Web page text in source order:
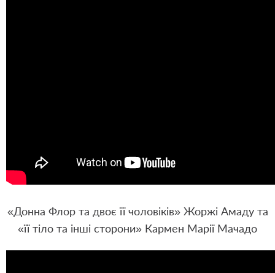
«Донна Флор та двоє її чоловіків» Жоржі Амаду та
«її тіло та інші сторони» Кармен Марії Мачадо